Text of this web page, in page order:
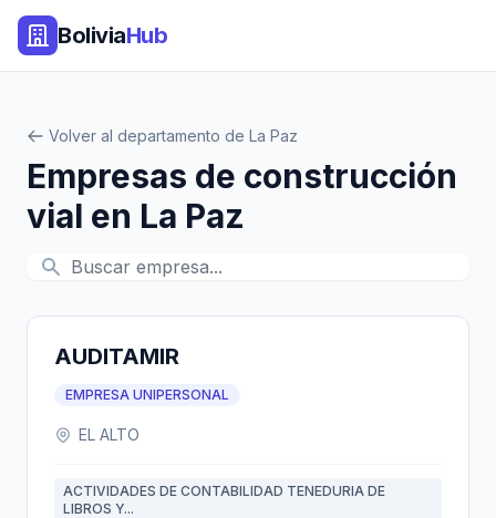
BoliviaHub
Volver al departamento de La Paz
Empresas de construcción
vial en La Paz
AUDITAMIR
EMPRESA UNIPERSONAL
EL ALTO
ACTIVIDADES DE CONTABILIDAD TENEDURIA DE
LIBROS Y...